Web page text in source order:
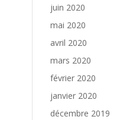
juin 2020
mai 2020
avril 2020
mars 2020
février 2020
janvier 2020
décembre 2019